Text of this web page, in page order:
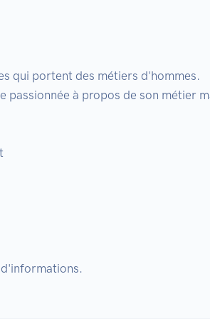
qui portent des métiers d'hommes.
passionnée à propos de son métier